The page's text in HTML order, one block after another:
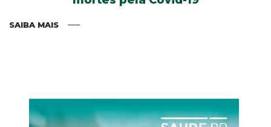
SAIBA MAIS